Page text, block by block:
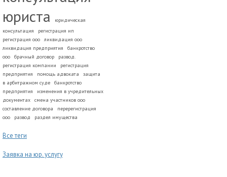
юриста
юридическая
консультация
регистрация ип
регистрация ооо
ликвидация ооо
ликвидация предприятия
банкротство
ооо
брачный договор
развод.
регистрация компании
регистрация
предприятия
помощь адвоката
защита
в арбитражном суде
банкротство
предприятия
изменения в учредительных
документах
смена участников ооо
составление договора
перерегистрация
ооо
развод раздел имущества
Все теги
Заявка на юр. услугу